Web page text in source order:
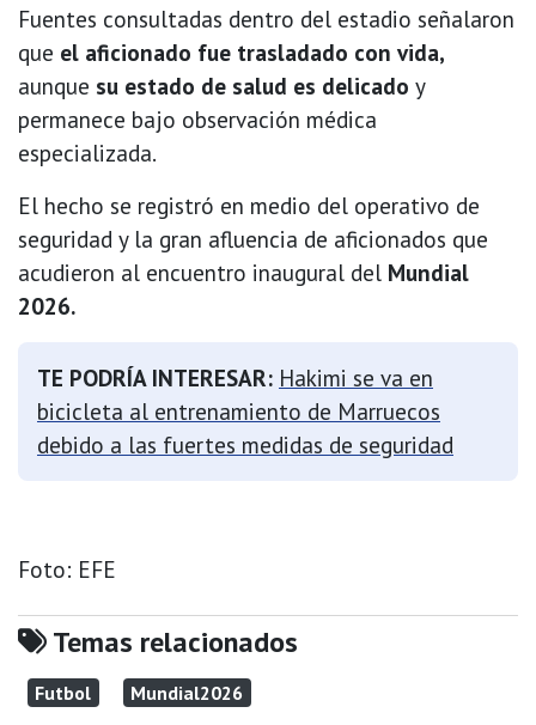
Fuentes consultadas dentro del estadio señalaron
que el aficionado fue trasladado con vida,
aunque su estado de salud es delicado y
permanece bajo observación médica
especializada.
El hecho se registró en medio del operativo de
seguridad y la gran afluencia de aficionados que
acudieron al encuentro inaugural del Mundial
2026.
TE PODRÍA INTERESAR: Hakimi se va en
bicicleta al entrenamiento de Marruecos
debido a las fuertes medidas de seguridad
Foto: EFE
Temas relacionados
Futbol Mundial2026